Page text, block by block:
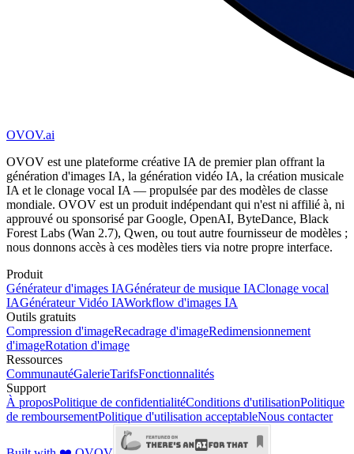
OVOV.ai
OVOV est une plateforme créative IA de premier plan offrant la
génération d'images IA, la génération vidéo IA, la création musicale
IA et le clonage vocal IA — propulsée par des modèles de classe
mondiale. OVOV est un produit indépendant qui n'est ni affilié à, ni
approuvé ou sponsorisé par Google, OpenAI, ByteDance, Black
Forest Labs (Wan 2.7), Qwen, ou tout autre fournisseur de modèles ;
nous donnons accès à ces modèles tiers via notre propre interface.
Produit
Générateur d'images IAGénérateur de musique IAClonage vocal
IAGénérateur Vidéo IAWorkflow d'images IA
Outils gratuits
Compression d'imageRecadrage d'imageRedimensionnement
d'imageRotation d'image
Ressources
CommunautéGalerieTarifsFonctionnalités
Support
À proposPolitique de confidentialitéConditions d'utilisationPolitique
de remboursementPolitique d'utilisation acceptableNous contacter